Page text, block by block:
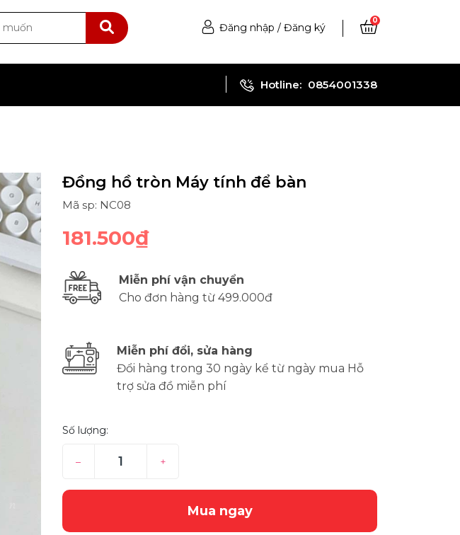
Đăng nhập / Đăng ký
0
Hotline: 0854001338
Đồng hồ tròn Máy tính để bàn
Mã sp: NC08
181.500₫
Miễn phí vận chuyển
Cho đơn hàng từ 499.000đ
Miễn phí đổi, sửa hàng
Đổi hàng trong 30 ngày kể từ ngày mua Hỗ
trợ sửa đồ miễn phí
Số lượng:
– +
Mua ngay